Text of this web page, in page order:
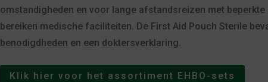
omstandigheden en voor lange afstandsreizen met
bereiken medische faciliteiten. De First Aid Pouch Sterile
benodigdheden en een doktersverklaring.
Klik hier voor het assortiment EHBO-sets